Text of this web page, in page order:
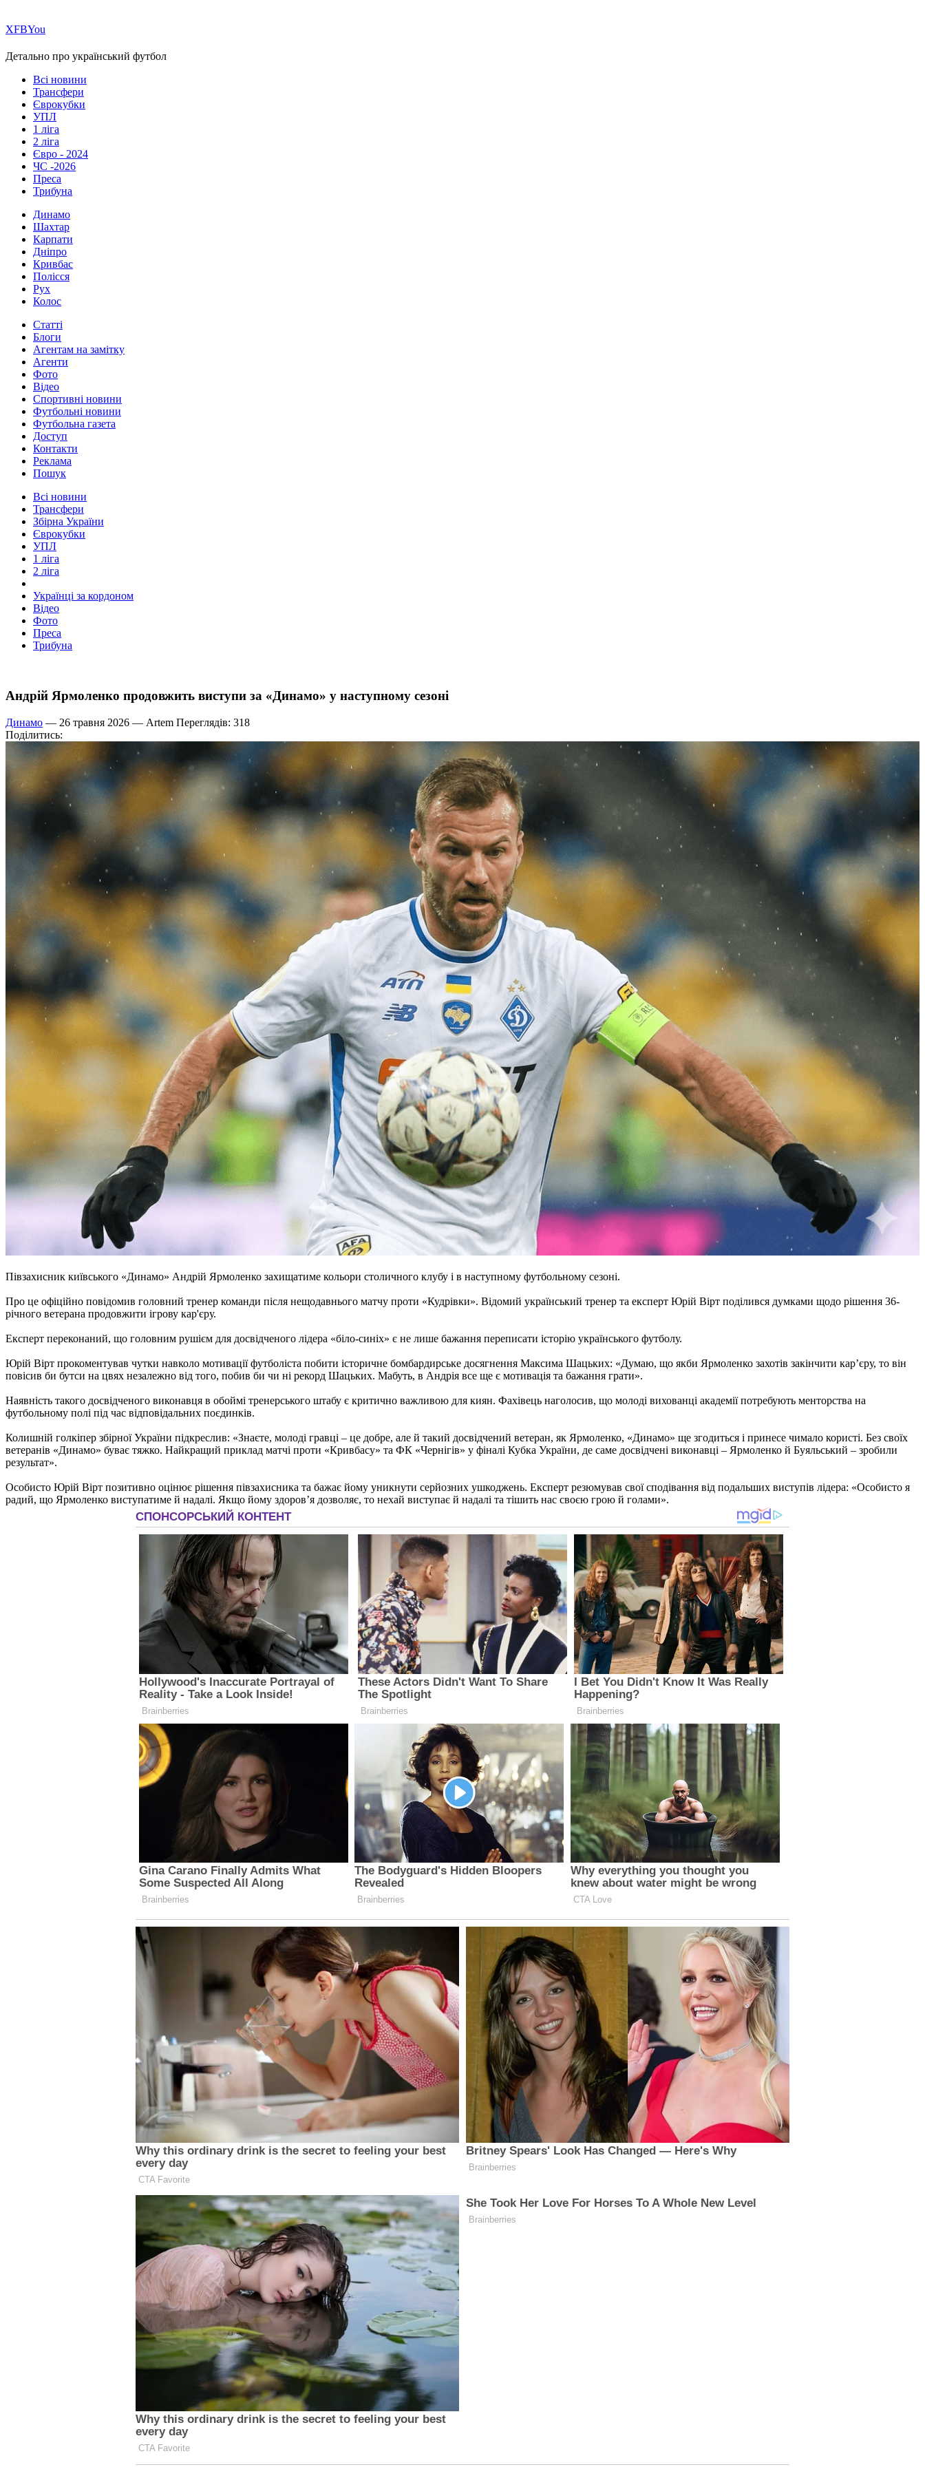
ХFBYou
Детально про український футбол
Всі новини
Трансфери
Єврокубки
УПЛ
1 ліга
2 ліга
Євро - 2024
ЧС -2026
Преса
Трибуна
Динамо
Шахтар
Карпати
Дніпро
Кривбас
Полісся
Рух
Колос
Статті
Блоги
Агентам на замітку
Агенти
Фото
Відео
Спортивні новини
Футбольні новини
Футбольна газета
Доступ
Контакти
Реклама
Пошук
Всі новини
Трансфери
Збірна України
Єврокубки
УПЛ
1 ліга
2 ліга
Українці за кордоном
Відео
Фото
Преса
Трибуна
Андрій Ярмоленко продовжить виступи за «Динамо» у наступному сезоні
Динамо — 26 травня 2026 — Artem Переглядів: 318
Поділитись:
Півзахисник київського «Динамо» Андрій Ярмоленко захищатиме кольори столичного клубу і в наступному футбольному сезоні.
Про це офіційно повідомив головний тренер команди після нещодавнього матчу проти «Кудрівки». Відомий український тренер та експерт Юрій Вірт поділився думками щодо рішення 36-
річного ветерана продовжити ігрову кар'єру.
Експерт переконаний, що головним рушієм для досвідченого лідера «біло-синіх» є не лише бажання переписати історію українського футболу.
Юрій Вірт прокоментував чутки навколо мотивації футболіста побити історичне бомбардирське досягнення Максима Шацьких: «Думаю, що якби Ярмоленко захотів закінчити кар’єру, то він
повісив би бутси на цвях незалежно від того, побив би чи ні рекорд Шацьких. Мабуть, в Андрія все ще є мотивація та бажання грати».
Наявність такого досвідченого виконавця в обоймі тренерського штабу є критично важливою для киян. Фахівець наголосив, що молоді вихованці академії потребують менторства на
футбольному полі під час відповідальних поєдинків.
Колишній голкіпер збірної України підкреслив: «Знаєте, молоді гравці – це добре, але й такий досвідчений ветеран, як Ярмоленко, «Динамо» ще згодиться і принесе чимало користі. Без своїх
ветеранів «Динамо» буває тяжко. Найкращий приклад матчі проти «Кривбасу» та ФК «Чернігів» у фіналі Кубка України, де саме досвідчені виконавці – Ярмоленко й Буяльський – зробили
результат».
Особисто Юрій Вірт позитивно оцінює рішення півзахисника та бажає йому уникнути серйозних ушкоджень. Експерт резюмував свої сподівання від подальших виступів лідера: «Особисто я
радий, що Ярмоленко виступатиме й надалі. Якщо йому здоров’я дозволяє, то нехай виступає й надалі та тішить нас своєю грою й голами».